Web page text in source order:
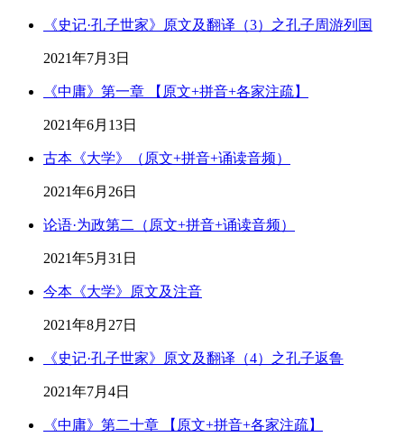
《史记·孔子世家》原文及翻译（3）之孔子周游列国
2021年7月3日
《中庸》第一章 【原文+拼音+各家注疏】
2021年6月13日
古本《大学》（原文+拼音+诵读音频）
2021年6月26日
论语·为政第二（原文+拼音+诵读音频）
2021年5月31日
今本《大学》原文及注音
2021年8月27日
《史记·孔子世家》原文及翻译（4）之孔子返鲁
2021年7月4日
《中庸》第二十章 【原文+拼音+各家注疏】